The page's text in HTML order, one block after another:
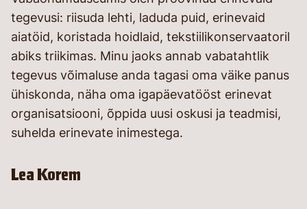
tegevusi: riisuda lehti, laduda puid, erinevaid
aiatöid, koristada hoidlaid, tekstiilikonservaatoril
abiks triikimas. Minu jaoks annab vabatahtlik
tegevus võimaluse anda tagasi oma väike panus
ühiskonda, näha oma igapäevatööst erinevat
organisatsiooni, õppida uusi oskusi ja teadmisi,
suhelda erinevate inimestega.
Lea Korem